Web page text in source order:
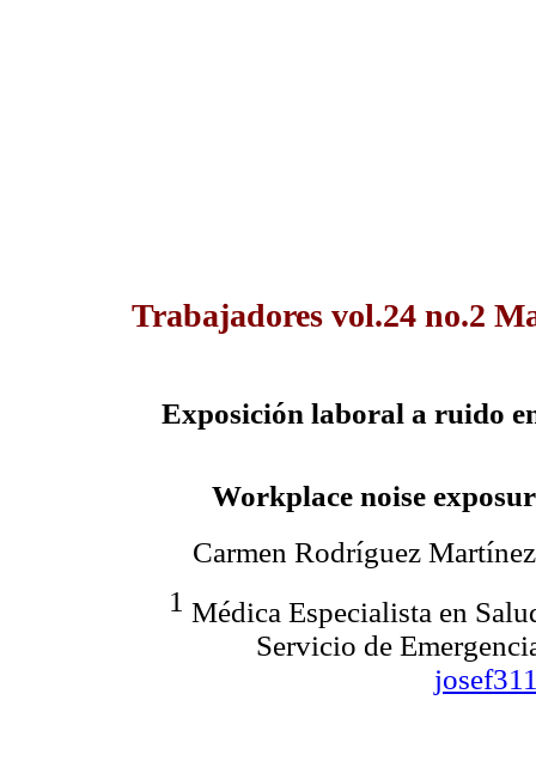
Trabajadores vol.24 no.2
Exposición laboral a ruido
Workplace noise
Carmen Rodríguez Martínez
1 Médica Especialista en
Servicio de